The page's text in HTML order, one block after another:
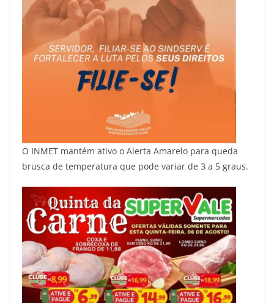
O INMET mantém ativo o Alerta Amarelo para queda
brusca de temperatura que pode variar de 3 a 5 graus.